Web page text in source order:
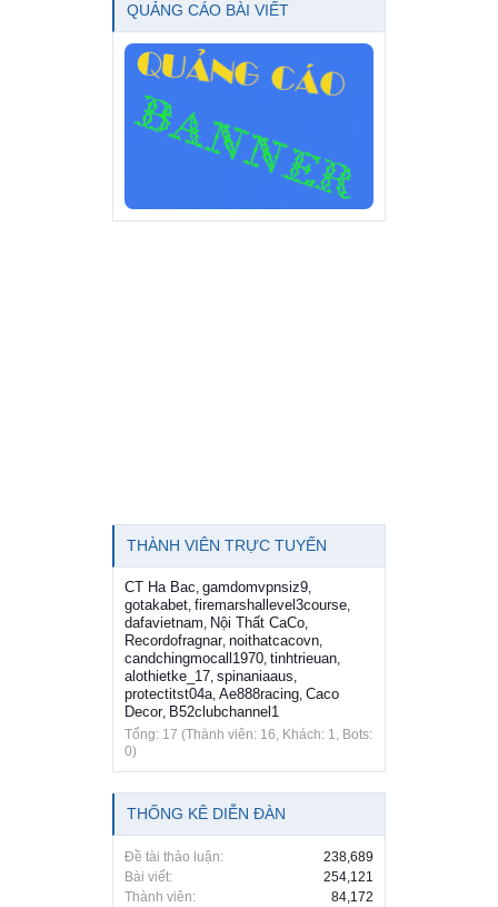
QUẢNG CÁO BÀI VIẾT
THÀNH VIÊN TRỰC TUYẾN
CT Ha Bac, gamdomvpnsiz9,
gotakabet, firemarshallevel3course,
dafavietnam, Nội Thất CaCo,
Recordofragnar, noithatcacovn,
candchingmocall1970, tinhtrieuan,
alothietke_17, spinaniaaus,
protectitst04a, Ae888racing, Caco
Decor, B52clubchannel1
Tổng: 17 (Thành viên: 16, Khách: 1, Bots:
0)
THỐNG KÊ DIỄN ĐÀN
Đề tài thảo luận:
238,689
Bài viết:
254,121
Thành viên:
84,172